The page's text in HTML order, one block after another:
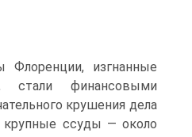
Флоренции, изгнанные
стали финансовыми
кру­шения дела
крупные ссуды — около